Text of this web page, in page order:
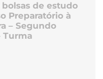
bolsas de estudo
Preparatório à
– Segundo
Turma